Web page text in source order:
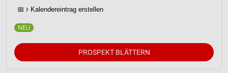
📅 Kalendereintrag erstellen
PROSPEKT BLÄTTERN